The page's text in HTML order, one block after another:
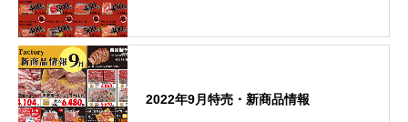
2022年9月特売・新商品情報